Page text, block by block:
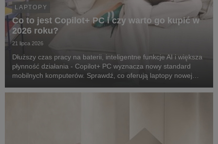
LAPTOPY
Co to jest Copilot+ PC i czy warto go kupić w
2026 roku?
21 lipca 2026
Dłuższy czas pracy na baterii, inteligentne funkcje AI i większa
płynność działania - Copilot+ PC wyznacza nowy standard
mobilnych komputerów. Sprawdź, co oferują laptopy nowej